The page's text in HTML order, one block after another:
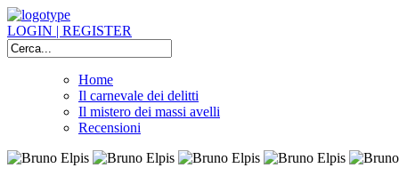
LOGIN | REGISTER
Home
Il carnevale dei delitti
Il mistero dei massi avelli
Recensioni